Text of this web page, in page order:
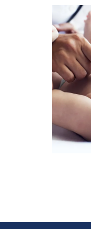
patients
humains,
Le